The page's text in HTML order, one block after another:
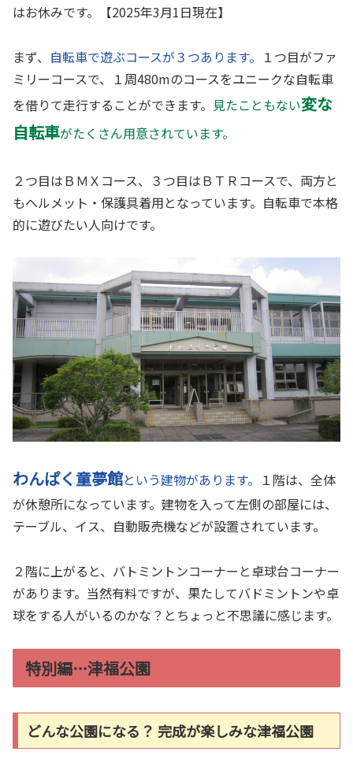
はお休みです。【2025年3月1日現在】
まず、 自転車で遊ぶコースが３つあります。 １つ目がファ
ミリーコースで、１周480mのコースをユニークな自転車
を借りて走行することができます。 見たこともない変な
自転車がたくさん用意されています。
２つ目はＢＭＸコース、３つ目はＢＴＲコースで、両方と
もヘルメット・保護具着用となっています。自転車で本格
的に遊びたい人向けです。
わんぱく童夢館という建物があります。 １階は、全体
が休憩所になっています。建物を入って左側の部屋には、
テーブル、イス、自動販売機などが設置されています。
２階に上がると、バトミントンコーナーと卓球台コーナー
があります。当然有料ですが、果たしてバドミントンや卓
球をする人がいるのかな？とちょっと不思議に感じます。
特別編…津福公園
どんな公園になる？ 完成が楽しみな津福公園